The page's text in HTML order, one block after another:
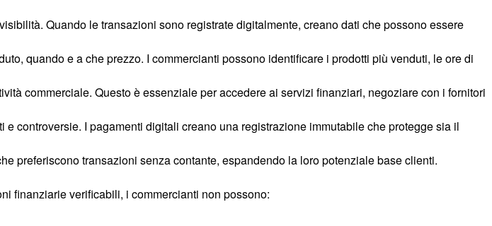
Quando le transazioni sono registrate digitalmente, creano dati che possono essere
quando e a che prezzo. I commercianti possono identificare i prodotti più venduti, le ore di
commerciale. Questo è essenziale per accedere ai servizi finanziari, negoziare con i fornitori
controversie. I pagamenti digitali creano una registrazione immutabile che protegge sia il
preferiscono transazioni senza contante, espandendo la loro potenziale base clienti.
finanziarie verificabili, i commercianti non possono: